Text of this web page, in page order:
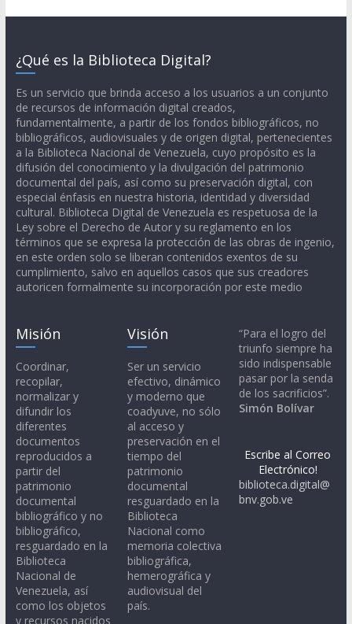
¿Qué es la Biblioteca Digital?
Es un servicio que brinda acceso a los usuarios a un conjunto
de recursos de información digital creados,
fundamentalmente, a partir de los fondos bibliográficos, no
bibliográficos, audiovisuales y de origen digital, pertenecientes
a la Biblioteca Nacional de Venezuela, cuyo propósito es la
difusión del conocimiento y la divulgación del patrimonio
documental del país, así como su preservación digital, con
especial énfasis en nuestra historia, identidad y diversidad
cultural. Biblioteca Digital de Venezuela es respetuosa de la
Ley sobre el Derecho de Autor y su reglamento en los
términos que se expresa la protección de las obras de ingenio,
en este orden solo se liberan contenidos exentos de su
cumplimiento, salvo en aquellos casos que sus creadores
autoricen formalmente su incorporación por este medio
Misión
Coordinar,
recopilar,
normalizar y
difundir los
diferentes
documentos
reproducidos a
partir del
patrimonio
documental
bibliográfico y no
bibliográfico,
resguardado en la
Biblioteca
Nacional de
Venezuela, así
como los objetos
y recursos nacidos
Visión
Ser un servicio
efectivo, dinámico
y moderno que
coadyuve, no sólo
al acceso y
preservación en el
tiempo del
patrimonio
documental
resguardado en la
Biblioteca
Nacional como
memoria colectiva
bibliográfica,
hemerográfica y
audiovisual del
país.
“Para el logro del
triunfo siempre ha
sido indispensable
pasar por la senda
de los sacrificios”.
Simón Bolívar
Escribe al Correo
Electrónico!
biblioteca.digital@
bnv.gob.ve